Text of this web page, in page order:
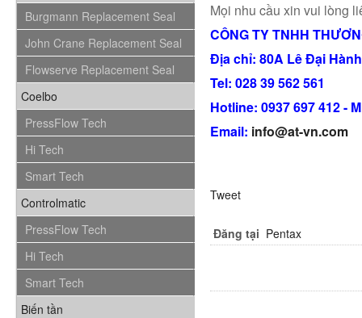
Burgmann Replacement Seal
John Crane Replacement Seal
Flowserve Replacement Seal
Coelbo
PressFlow Tech
Hi Tech
Smart Tech
Controlmatic
PressFlow Tech
Hi Tech
Smart Tech
Biến tần
Mọi nhu cầu xin vui lòng
CÔNG TY TNHH
Địa chỉ: 80A Lê Đại
Tel: 028 39 562 561
Hotline: 0937 697 412 -
Email: info@at-vn.com
Tweet
Đăng tại Pentax